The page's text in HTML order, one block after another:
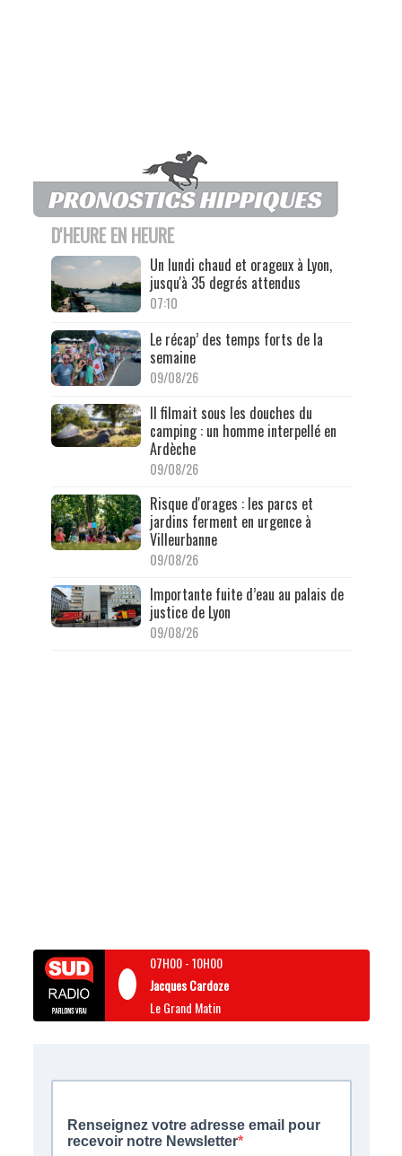
D'HEURE EN HEURE
Un lundi chaud et orageux à Lyon,
jusqu'à 35 degrés attendus
07:10
Le récap’ des temps forts de la
semaine
09/08/26
Il filmait sous les douches du
camping : un homme interpellé en
Ardèche
09/08/26
Risque d'orages : les parcs et
jardins ferment en urgence à
Villeurbanne
09/08/26
Importante fuite d’eau au palais de
justice de Lyon
09/08/26
07H00-10H00
Jacques Cardoze
Le Grand Matin